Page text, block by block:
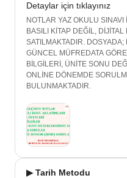
Detaylar için tıklayınız
NOTLAR YAZ OKULU
BASILI KİTAP DEĞİL,
SATILMAKTADIR.
GÜNCEL MÜFREDATA
BİLGİLERİ, ÜNİTE SONU
ONLİNE DÖNEMDE
BULUNMAKTADIR.
▶ Tarih Metodu